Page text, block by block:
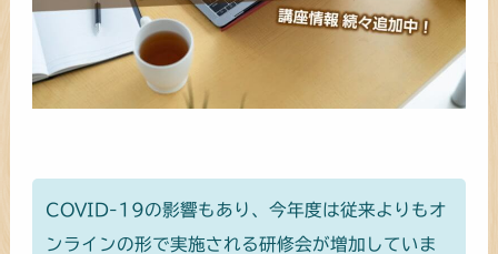
COVID-19の影響もあり、今年度は従来よりもオ
ンラインの形で実施される研修会が増加していま